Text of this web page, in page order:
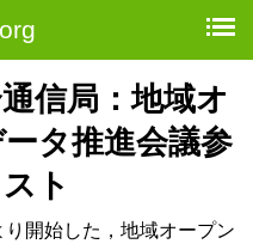
信局：地域オ
タ推進会議参
ト
開始した，地域オープン